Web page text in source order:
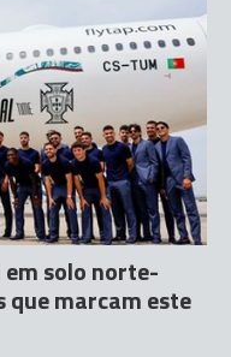
solo norte-
marcam este